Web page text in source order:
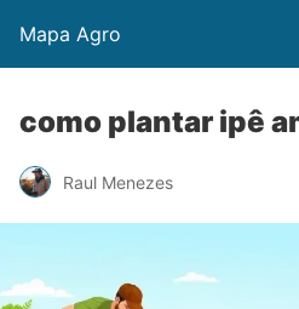
Mapa Agro
como plantar ipê
Raul Menezes